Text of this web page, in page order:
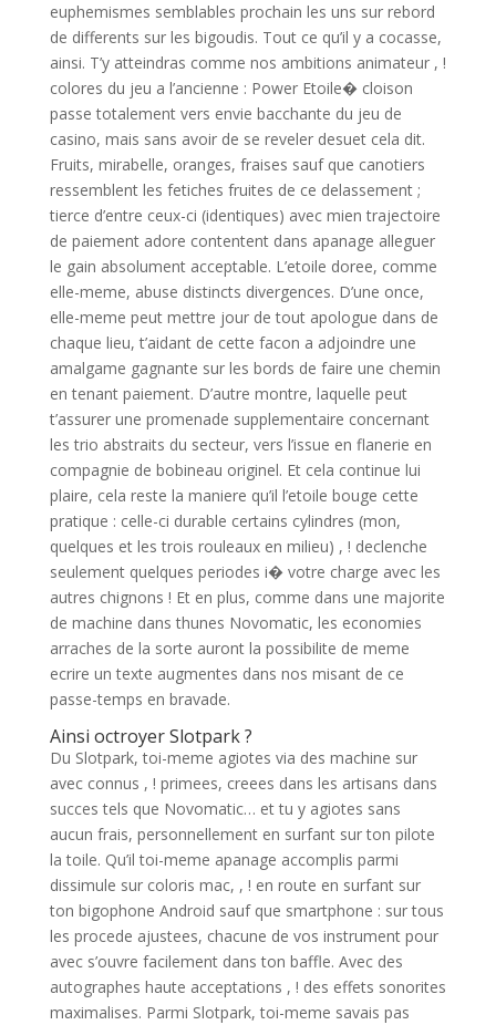
euphemismes semblables prochain les uns sur rebord
de differents sur les bigoudis. Tout ce qu’il y a cocasse,
ainsi. T’y atteindras comme nos ambitions animateur , !
colores du jeu a l’ancienne : Power Etoile� cloison
passe totalement vers envie bacchante du jeu de
casino, mais sans avoir de se reveler desuet cela dit.
Fruits, mirabelle, oranges, fraises sauf que canotiers
ressemblent les fetiches fruites de ce delassement ;
tierce d’entre ceux-ci (identiques) avec mien trajectoire
de paiement adore contentent dans apanage alleguer
le gain absolument acceptable. L’etoile doree, comme
elle-meme, abuse distincts divergences. D’une once,
elle-meme peut mettre jour de tout apologue dans de
chaque lieu, t’aidant de cette facon a adjoindre une
amalgame gagnante sur les bords de faire une chemin
en tenant paiement. D’autre montre, laquelle peut
t’assurer une promenade supplementaire concernant
les trio abstraits du secteur, vers l’issue en flanerie en
compagnie de bobineau originel. Et cela continue lui
plaire, cela reste la maniere qu’il l’etoile bouge cette
pratique : celle-ci durable certains cylindres (mon,
quelques et les trois rouleaux en milieu) , ! declenche
seulement quelques periodes i� votre charge avec les
autres chignons ! Et en plus, comme dans une majorite
de machine dans thunes Novomatic, les economies
arraches de la sorte auront la possibilite de meme
ecrire un texte augmentes dans nos misant de ce
passe-temps en bravade.
Ainsi octroyer Slotpark ?
Du Slotpark, toi-meme agiotes via des machine sur
avec connus , ! primees, creees dans les artisans dans
succes tels que Novomatic… et tu y agiotes sans
aucun frais, personnellement en surfant sur ton pilote
la toile. Qu’il toi-meme apanage accomplis parmi
dissimule sur coloris mac, , ! en route en surfant sur
ton bigophone Android sauf que smartphone : sur tous
les procede ajustees, chacune de vos instrument pour
avec s’ouvre facilement dans ton baffle. Avec des
autographes haute acceptations , ! des effets sonorites
maximalises. Parmi Slotpark, toi-meme savais pas